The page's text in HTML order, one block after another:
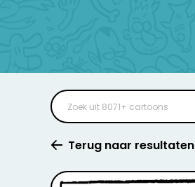
Terug naar resultaten